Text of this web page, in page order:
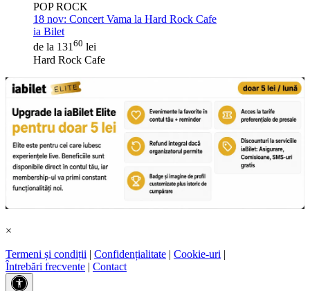
POP ROCK
18 nov: Concert Vama la Hard Rock Cafe
ia Bilet
de la 13160 lei
Hard Rock Cafe
×
Termeni și condiții | Confidențialitate | Cookie-uri |
Întrebări frecvente | Contact